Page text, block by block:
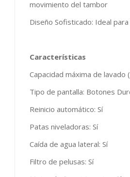
movimiento del tambor
Diseño Sofisticado: Ideal
Características
Capacidad máxima de lavado
Tipo de pantalla: Botones
Reinicio automático: Sí
Patas niveladoras: Sí
Caída de agua lateral: Sí
Filtro de pelusas: Sí